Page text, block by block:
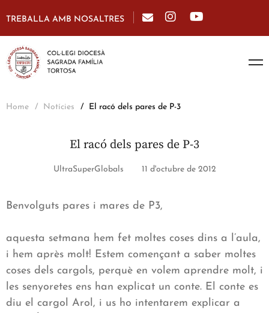
TREBALLA AMB NOSALTRES
Home Notícies El racó dels pares de P-3
El racó dels pares de P-3
UltraSuperGlobals 11 d'octubre de 2012
Benvolguts pares i mares de P3,
aquesta setmana hem fet moltes coses dins a l’aula,
i hem après molt! Estem començant a saber moltes
coses dels cargols, perquè en volem aprendre molt, i
les senyoretes ens han explicat un conte. El conte es
diu el cargol Arol, i us ho intentarem explicar a